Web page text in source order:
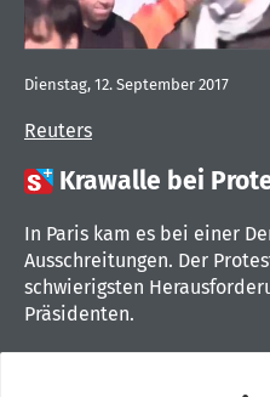
Reuters
Dienstag, 12. September 2017
 Krawalle bei
In Paris kam es bei einer
Ausschreitungen. Der
schwierigsten
Präsidenten.